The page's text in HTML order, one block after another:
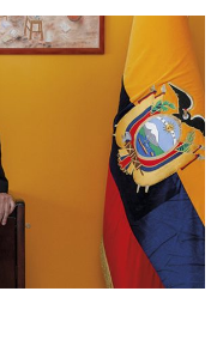
Alexandra Bedoya – La Constancia detrás de La Paletería